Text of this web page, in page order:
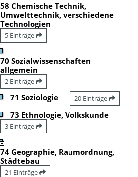
58 Chemische Technik,
Umwelttechnik, verschiedene
Technologien
5 Einträge
70 Sozialwissenschaften
allgemein
2 Einträge
71 Soziologie 20 Einträge
73 Ethnologie, Volkskunde
3 Einträge
74 Geographie, Raumordnung,
Städtebau
21 Einträge